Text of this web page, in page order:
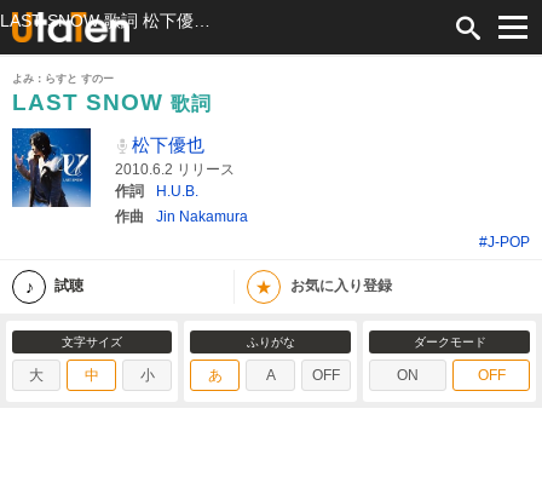
よみ：らすと すのー
LAST SNOW 歌詞
松下優也
2010.6.2 リリース
作詞
H.U.B.
作曲
Jin Nakamura
#J-POP
試聴 ★ お気に入り登録
文字サイズ
大 中 小
ふりがな
あ A OFF
ダークモード
ON OFF